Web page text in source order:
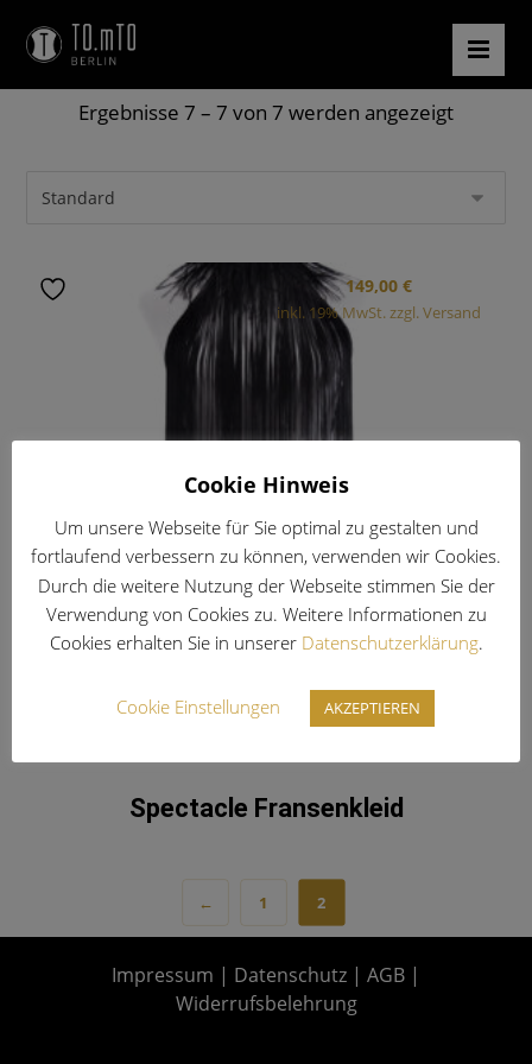
Ergebnisse 7 – 7 von 7 werden angezeigt
Spectacle Fransenkleid
149,00 €
inkl. 19% MwSt. zzgl. Versand
← 1 2
Impressum | Datenschutz | AGB |
Widerrufsbelehrung
Cookie Hinweis
Um unsere Webseite für Sie optimal zu gestalten und
fortlaufend verbessern zu können, verwenden wir Cookies.
Durch die weitere Nutzung der Webseite stimmen Sie der
Verwendung von Cookies zu. Weitere Informationen zu
Cookies erhalten Sie in unserer Datenschutzerklärung.
Cookie Einstellungen AKZEPTIEREN